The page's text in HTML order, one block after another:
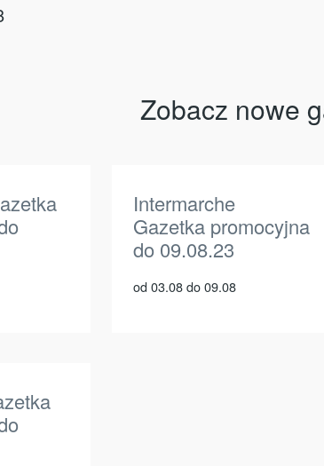
Zobacz nowe
Intermarche
Gazetka promocyjna
do 09.08.23
od 03.08 do 09.08